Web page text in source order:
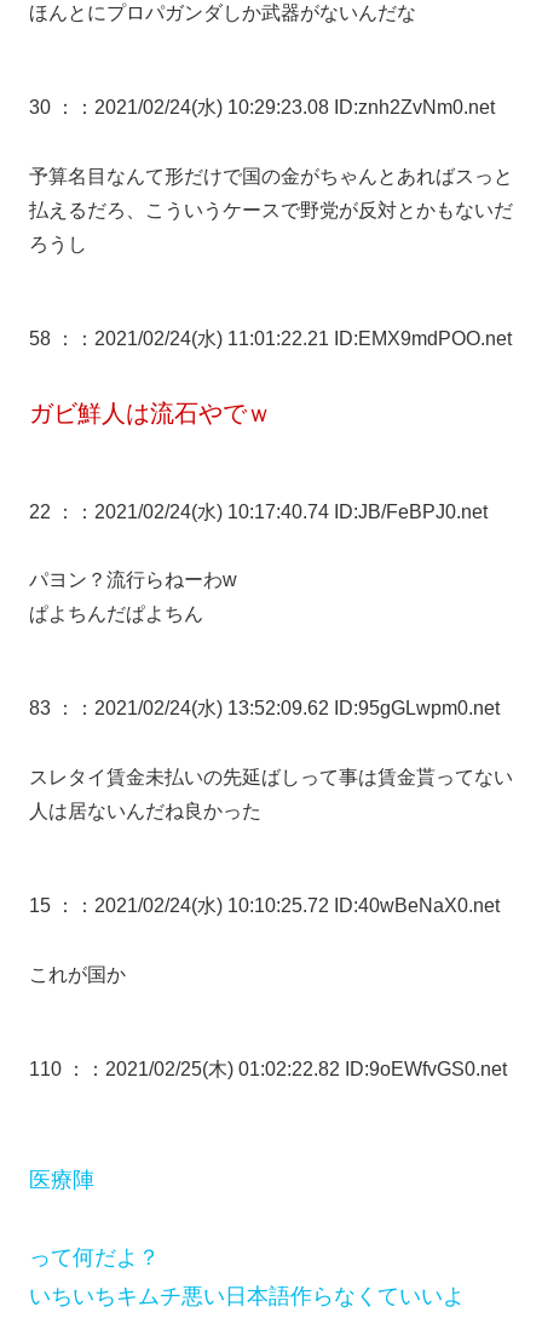
ほんとにプロパガンダしか武器がないんだな
30 ： ：2021/02/24(水) 10:29:23.08 ID:znh2ZvNm0.net
予算名目なんて形だけで国の金がちゃんとあればスっと
払えるだろ、こういうケースで野党が反対とかもないだ
ろうし
58 ： ：2021/02/24(水) 11:01:22.21 ID:EMX9mdPOO.net
ガビ鮮人は流石やでｗ
22 ： ：2021/02/24(水) 10:17:40.74 ID:JB/FeBPJ0.net
パヨン？流行らねーわw
ぱよちんだぱよちん
83 ： ：2021/02/24(水) 13:52:09.62 ID:95gGLwpm0.net
スレタイ賃金未払いの先延ばしって事は賃金貰ってない
人は居ないんだね良かった
15 ： ：2021/02/24(水) 10:10:25.72 ID:40wBeNaX0.net
これが国か
110 ： ：2021/02/25(木) 01:02:22.82 ID:9oEWfvGS0.net
医療陣
って何だよ？
いちいちキムチ悪い日本語作らなくていいよ